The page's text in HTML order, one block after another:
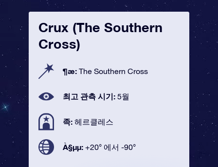
Crux (The Southern
Cross)
¶æ: The Southern Cross
최고 관측 시기: 5월
족: 헤르클레스
À§µµ: +20° 에서 -90°